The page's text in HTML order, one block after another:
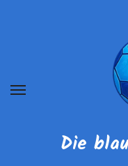
Die